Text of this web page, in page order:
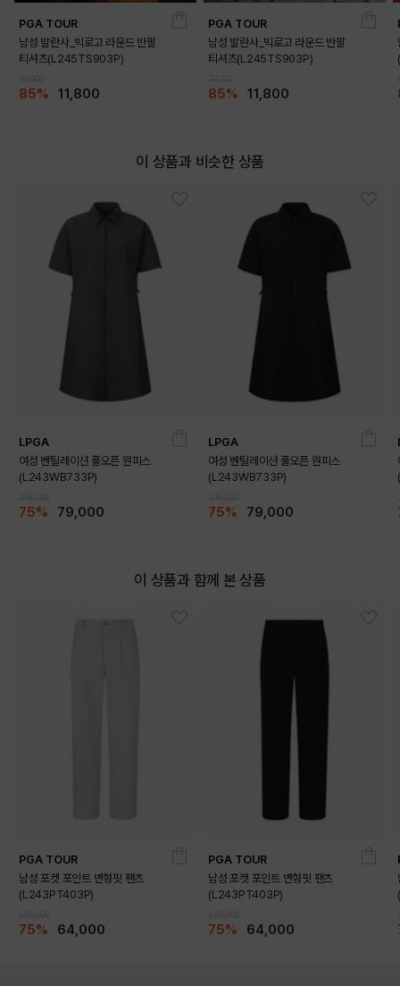
PGA TOUR
남성 발란사_빅로고 라운드 반팔
티셔츠(L245TS903P)
85% 11,800
PGA TOUR
남성 발란사_빅로고 라운드 반팔
티셔츠(L245TS903P)
85% 11,800
이 상품과 비슷한 상품
LPGA
여성 벤틸레이션 풀오픈 원피스
(L243WB733P)
75% 79,000
LPGA
여성 벤틸레이션 풀오픈 원피스
(L243WB733P)
75% 79,000
이 상품과 함께 본 상품
PGA TOUR
남성 포켓 포인트 변형핏 팬츠
(L243PT403P)
75% 64,000
PGA TOUR
남성 포켓 포인트 변형핏 팬츠
(L243PT403P)
75% 64,000